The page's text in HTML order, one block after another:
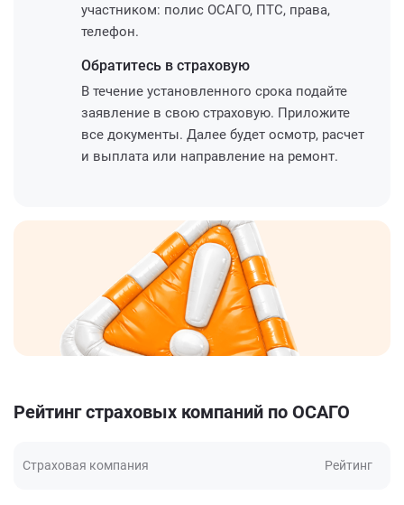
участником: полис ОСАГО, ПТС, права,
телефон.
Обратитесь в страховую
В течение установленного срока подайте
заявление в свою страховую. Приложите
все документы. Далее будет осмотр, расчет
и выплата или направление на ремонт.
Рейтинг страховых компаний по ОСАГО
Страховая компания Рейтинг